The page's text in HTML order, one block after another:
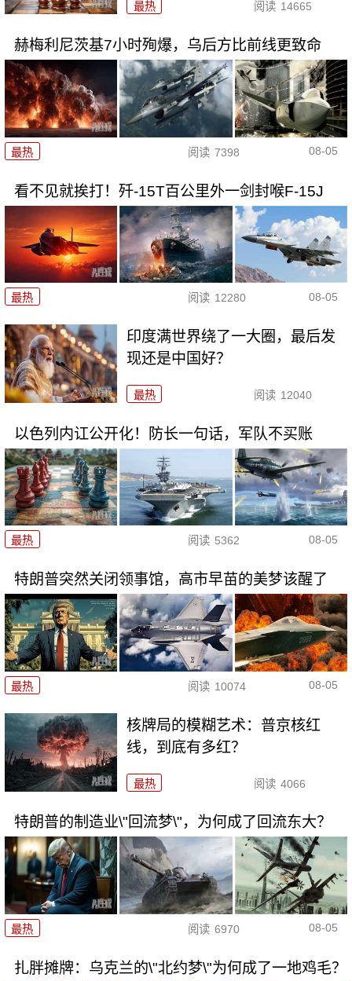
最热 阅读 14665
赫梅利尼茨基7小时殉爆，乌后方比前线更致命
最热 阅读 7398 08-05
看不见就挨打！歼-15T百公里外一剑封喉F-15J
最热 阅读 12280 08-05
印度满世界绕了一大圈，最后发
现还是中国好？
最热 阅读 12040
以色列内讧公开化！防长一句话，军队不买账
最热 阅读 5362 08-05
特朗普突然关闭领事馆，高市早苗的美梦该醒了
最热 阅读 10074 08-05
核牌局的模糊艺术：普京核红
线，到底有多红？
最热 阅读 4066
特朗普的制造业\"回流梦\"，为何成了回流东大？
最热 阅读 6970 08-05
扎胖摊牌：乌克兰的\"北约梦\"为何成了一地鸡毛？